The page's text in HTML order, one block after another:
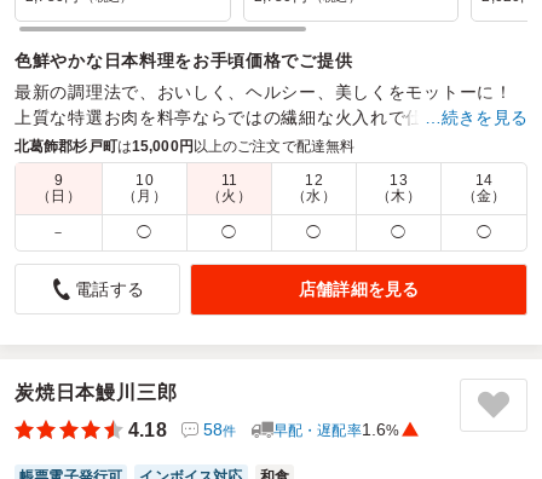
色鮮やかな日本料理をお手頃価格でご提供
最新の調理法で、おいしく、ヘルシー、美しくをモットーに！
上質な特選お肉を料亭ならではの繊細な火入れで仕上げます。
商品数： 20 締切日時： 1日前10:00 価格帯： 1,360円～5,775円
配達時間：
6:00～17:00
時間ギリギリ配達が遅く。。。ドキドキした。
4.0 日本ストライカー(株)
説明会時のお弁当として。。お茶付き予算内で彩が良く、年
彩華やかさも喜んでくれるかなって考えながら今回のお弁当
…続きを見る
北葛飾郡杉戸町は15,000円以上のご注文で配達無料
9
（日）
10
（月）
11
（火）
12
（水）
13
（木）
14
（金）
－ ◯ ◯ ◯ ◯ ◯
電話する 店舗詳細を見る
炭焼日本鰻川三郎
4.18
58件 早配・遅配率1.6%